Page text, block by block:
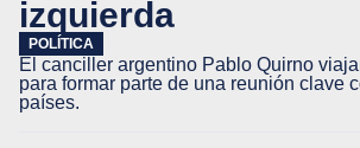
izquierda
POLÍTICA
El canciller argentino Pablo Quirno
para formar parte de una reunión clave
países.